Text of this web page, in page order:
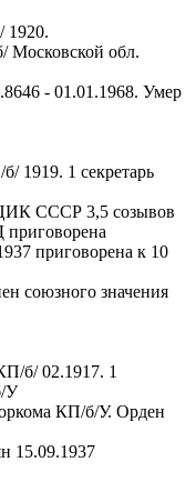
1920.
обл.
- 01.01.1968. Умер
1919. 1 секретарь
СССР 3,5 созывов
приговорена к 10
союзного значения
б/ 02.1917. 1
У
КП/б/У. Орден